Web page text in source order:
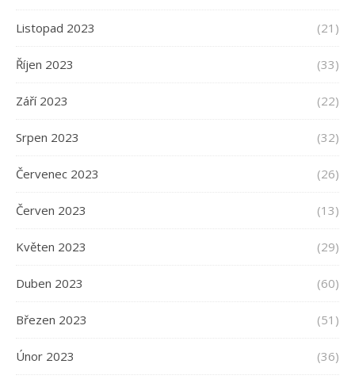
Listopad 2023 (21)
Říjen 2023 (33)
Září 2023 (22)
Srpen 2023 (32)
Červenec 2023 (26)
Červen 2023 (13)
Květen 2023 (29)
Duben 2023 (60)
Březen 2023 (51)
Únor 2023 (36)